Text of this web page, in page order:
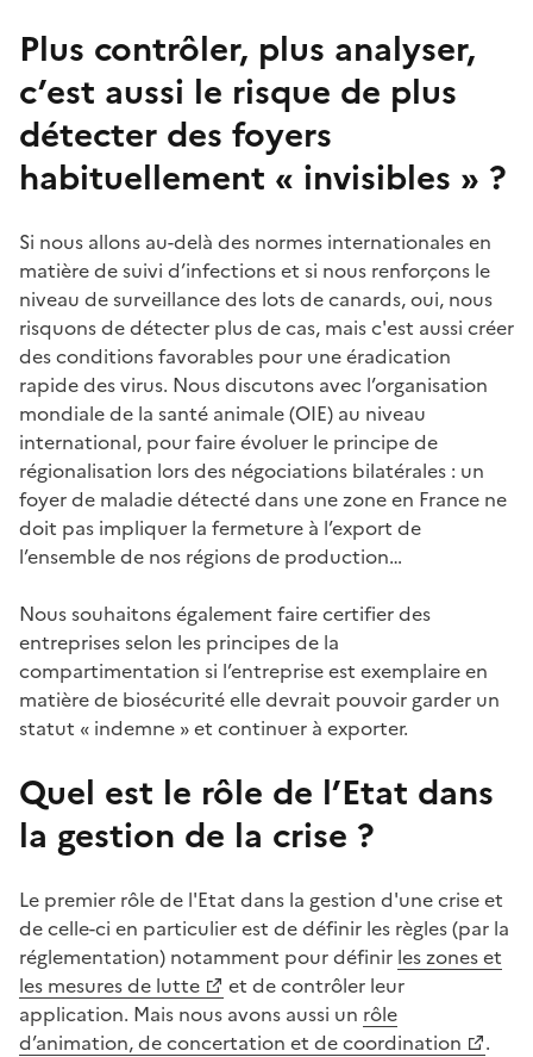
Plus contrôler, plus analyser,
c’est aussi le risque de plus
détecter des foyers
habituellement « invisibles » ?
Si nous allons au-delà des normes internationales en
matière de suivi d’infections et si nous renforçons le
niveau de surveillance des lots de canards, oui, nous
risquons de détecter plus de cas, mais c'est aussi créer
des conditions favorables pour une éradication
rapide des virus. Nous discutons avec l’organisation
mondiale de la santé animale (OIE) au niveau
international, pour faire évoluer le principe de
régionalisation lors des négociations bilatérales : un
foyer de maladie détecté dans une zone en France ne
doit pas impliquer la fermeture à l’export de
l’ensemble de nos régions de production…
Nous souhaitons également faire certifier des
entreprises selon les principes de la
compartimentation si l’entreprise est exemplaire en
matière de biosécurité elle devrait pouvoir garder un
statut « indemne » et continuer à exporter.
Quel est le rôle de l’Etat dans
la gestion de la crise ?
Le premier rôle de l'Etat dans la gestion d'une crise et
de celle-ci en particulier est de définir les règles (par la
réglementation) notamment pour définir les zones et
les mesures de lutte
et de contrôler leur
application. Mais nous avons aussi un rôle
d’animation, de concertation et de coordination
.